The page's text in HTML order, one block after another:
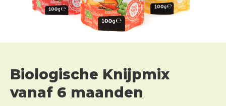
Biologische Knijpmix
vanaf 6 maanden